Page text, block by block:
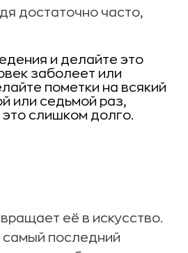
достаточно часто,
и делайте это
заболеет или
пометки на всякий
или седьмой раз,
слишком долго.
её в искусство.
самый последний